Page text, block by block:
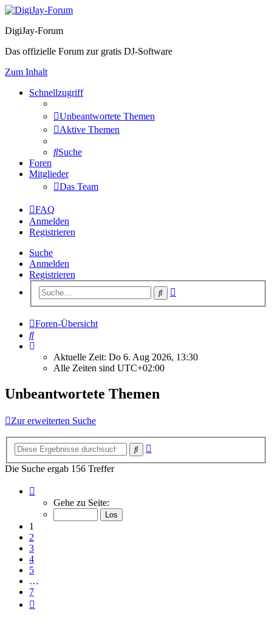
DigiJay-Forum
Das offizielle Forum zur gratis DJ-Software
Zum Inhalt
Schnellzugriff
Unbeantwortete Themen
Aktive Themen
Suche
Foren
Mitglieder
Das Team
FAQ
Anmelden
Registrieren
Suche
Anmelden
Registrieren
Suche
Foren-Übersicht
Suche
Aktuelle Zeit: Do 6. Aug 2026, 13:30
Alle Zeiten sind UTC+02:00
Unbeantwortete Themen
Zur erweiterten Suche
Suche
Die Suche ergab 156 Treffer
von
Gehe zu Seite:
1
2
3
4
5
…
7